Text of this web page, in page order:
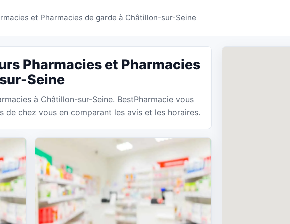
Châtillon-sur-Seine
et Pharmacies de garde à Châtillon-sur-Seine
Pharmacies et Pharmacies
Seine
à Châtillon-sur-Seine. BestPharmacie vous
de chez vous en comparant les avis et les horaires.